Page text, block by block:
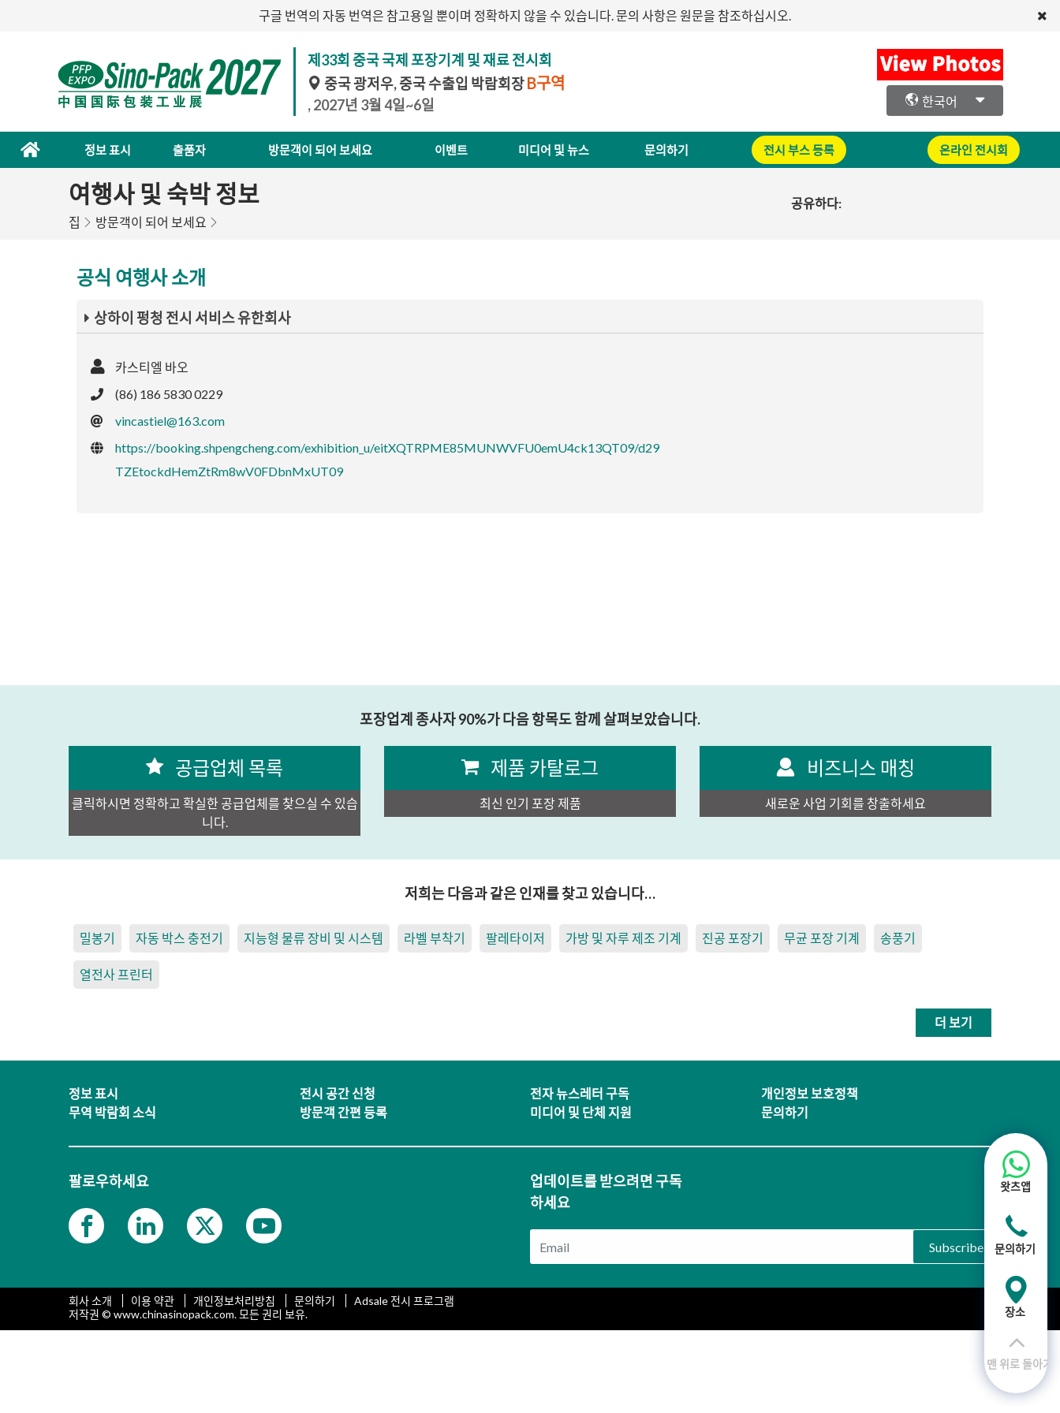
구글 번역의 자동 번역은 참고용일 뿐이며 정확하지 않을 수 있습니다. 문의 사항은 원문을 참조하십시오.
제33회 중국 국제 포장기계 및 재료 전시회
중국 광저우, 중국 수출입 박람회장B구역
, 2027년 3월 4일~6일 한국어
정보 표시 출품자 방문객이 되어 보세요 이벤트 미디어 및 뉴스 문의하기 전시 부스 등록 온라인 전시회
여행사 및 숙박 정보
집 방문객이 되어 보세요
공유하다:
공식 여행사 소개
상하이 펑청 전시 서비스 유한회사
카스티엘 바오
(86) 186 5830 0229
vincastiel@163.com
https://booking.shpengcheng.com/exhibition_u/eitXQTRPME85MUNWVFU0emU4ck13QT09/d29
TZEtockdHemZtRm8wV0FDbnMxUT09
포장업계 종사자 90%가 다음 항목도 함께 살펴보았습니다.
공급업체 목록
클릭하시면 정확하고 확실한 공급업체를 찾으실 수 있습
니다.
제품 카탈로그
최신 인기 포장 제품
비즈니스 매칭
새로운 사업 기회를 창출하세요
저희는 다음과 같은 인재를 찾고 있습니다…
밀봉기 자동 박스 충전기 지능형 물류 장비 및 시스템 라벨 부착기 팔레타이저 가방 및 자루 제조 기계 진공 포장기 무균 포장 기계 송풍기
열전사 프린터
더 보기
정보 표시
무역 박람회 소식
전시 공간 신청
방문객 간편 등록
전자 뉴스레터 구독
미디어 및 단체 지원
개인정보 보호정책
문의하기
팔로우하세요
업데이트를 받으려면 구독
하세요
Subscribe
회사 소개 이용 약관 개인정보처리방침 문의하기
Adsale 전시 프로그램
저작권 © www.chinasinopack.com. 모든 권리 보유.
왓츠앱
문의하기
장소
맨 위로 돌아가